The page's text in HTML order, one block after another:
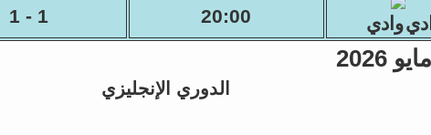
20:00
1 - 1
الدوري الإنجليزي